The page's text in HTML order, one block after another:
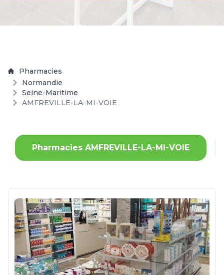
Pharmacies
Normandie
Seine-Maritime
AMFREVILLE-LA-MI-VOIE
Pharmacies AMFREVILLE-LA-MI-VOIE